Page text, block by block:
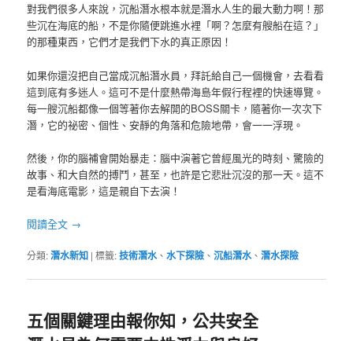
對我們很多人來說，沉船潛水根本就是潛水人生的最大動力啊！那
些沉在海底的船，不是你隨便跳進水裡「啊？怎麼有艘船在這？」
的那種東西，它們才是我們下水的真正原因！
如果你還沒把自己當成沉船潛水員，拜託給自己一個機會，去看看
這到底有多迷人。這可不是什麼熱帶海島年假行程裡的快速導覽。
每一艘沉船都像一個等著你去解開的BOSS關卡，隨著你一次次下
潛，它的祕密、個性、安靜的角落和危險地帶，會一一浮現。
然後，你的腦補會開始暴走：腦中演著它曾經風光的時刻、驚險的
故事、和大自然的搏鬥，甚至，也許是它悲壯沉沒的那一天。這不
是看海底電影，這是親自下去演！
閱讀全文 →
分類:潛水新知 |標籤:技術潛水、水下探險 、沉船潛水、潛水探險
五個關鍵理由報你知，公共安全